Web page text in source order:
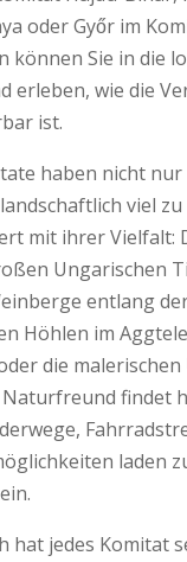
oder Győr im
können Sie in die
erleben, wie die
ist.
haben nicht
viel zu
mit ihrer Vielfalt:
Ungarischen
entlang
Höhlen im
die malerischen
Naturfreund findet
laden
hat jedes Komitat